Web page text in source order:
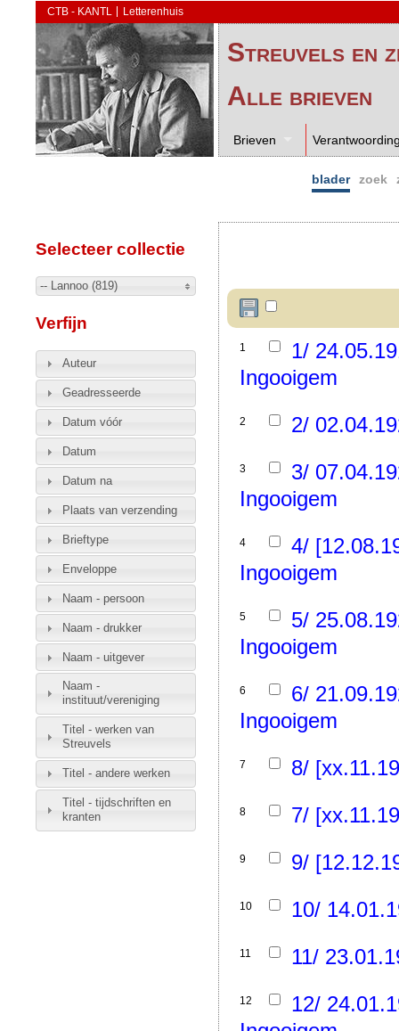
CTB - KANTL Letterenhuis
Streuvels en
Alle brieven
Brieven
blader zoek
1
1/
Ingooigem
2 2/
3
3/
Ingooigem
4
4/
Ingooigem
5
5/
Ingooigem
6
6/
Ingooigem
7 8/
8 7/
9 9/
10 10/
11 11/
12
12/
Selecteer collectie
-- Lannoo (819)
Verfijn
Auteur
Geadresseerde
Datum vóór
Datum
Datum na
Plaats van verzending
Brieftype
Enveloppe
Naam - persoon
Naam - drukker
Naam - uitgever
Naam -
instituut/vereniging
Titel - werken van
Streuvels
Titel - andere werken
Titel - tijdschriften en
kranten